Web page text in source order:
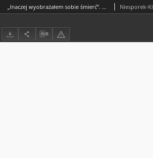
„Inaczej wyobrażałem sobie śmierć”. O jednym wierszu Andrzeja Bursy